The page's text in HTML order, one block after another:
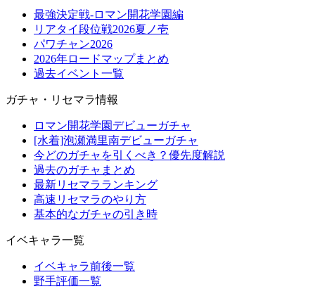
最強決定戦-ロマン開花学園編
リアタイ段位戦2026夏ノ壱
パワチャン2026
2026年ロードマップまとめ
過去イベント一覧
ガチャ・リセマラ情報
ロマン開花学園デビューガチャ
[水着]泡瀬満里南デビューガチャ
今どのガチャを引くべき？優先度解説
過去のガチャまとめ
最新リセマラランキング
高速リセマラのやり方
基本的なガチャの引き時
イベキャラ一覧
イベキャラ前後一覧
野手評価一覧